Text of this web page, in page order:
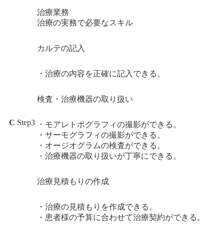
C Step3
治療業務
治療の実務で必要なスキル
カルテの記入
・治療の内容を正確に記入できる。
検査・治療機器の取り扱い
・モアレトポグラフィの撮影ができる。
・サーモグラフィの撮影ができる。
・オージオグラムの検査ができる。
・治療機器の取り扱いが丁寧にできる。
治療見積もりの作成
・治療の見積もりを作成できる。
・患者様の予算に合わせて治療契約ができる。